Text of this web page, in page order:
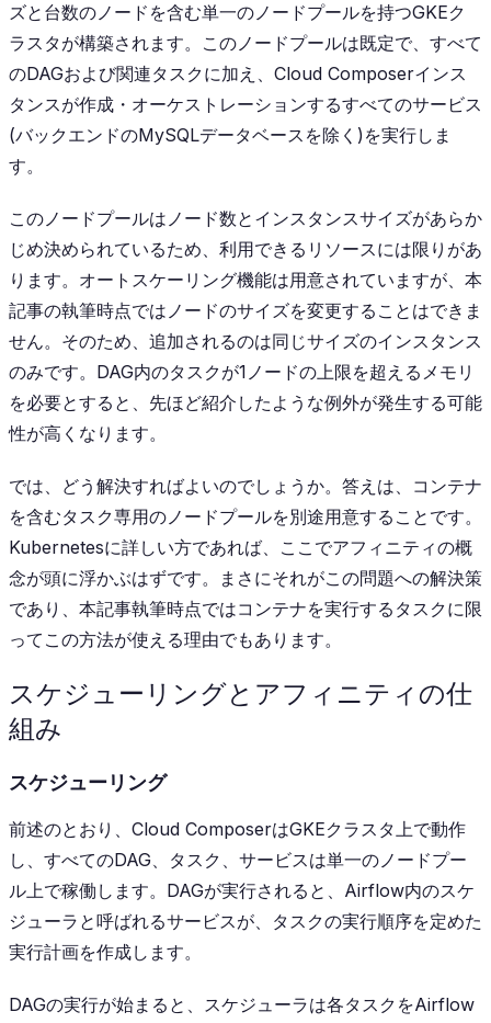
ズと台数のノードを含む単一のノードプールを持つGKEク
ラスタが構築されます。このノードプールは既定で、すべて
のDAGおよび関連タスクに加え、Cloud Composerインス
タンスが作成・オーケストレーションするすべてのサービス
(バックエンドのMySQLデータベースを除く)を実行しま
す。
このノードプールはノード数とインスタンスサイズがあらか
じめ決められているため、利用できるリソースには限りがあ
ります。オートスケーリング機能は用意されていますが、本
記事の執筆時点ではノードのサイズを変更することはできま
せん。そのため、追加されるのは同じサイズのインスタンス
のみです。DAG内のタスクが1ノードの上限を超えるメモリ
を必要とすると、先ほど紹介したような例外が発生する可能
性が高くなります。
では、どう解決すればよいのでしょうか。答えは、コンテナ
を含むタスク専用のノードプールを別途用意することです。
Kubernetesに詳しい方であれば、ここでアフィニティの概
念が頭に浮かぶはずです。まさにそれがこの問題への解決策
であり、本記事執筆時点ではコンテナを実行するタスクに限
ってこの方法が使える理由でもあります。
スケジューリングとアフィニティの仕
組み
スケジューリング
前述のとおり、Cloud ComposerはGKEクラスタ上で動作
し、すべてのDAG、タスク、サービスは単一のノードプー
ル上で稼働します。DAGが実行されると、Airflow内のスケ
ジューラと呼ばれるサービスが、タスクの実行順序を定めた
実行計画を作成します。
DAGの実行が始まると、スケジューラは各タスクをAirflow